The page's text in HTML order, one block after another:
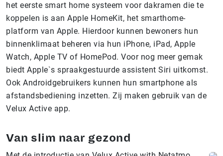
het eerste smart home systeem voor dakramen die te
koppelen is aan Apple HomeKit, het smarthome-
platform van Apple. Hierdoor kunnen bewoners hun
binnenklimaat beheren via hun iPhone, iPad, Apple
Watch, Apple TV of HomePod. Voor nog meer gemak
biedt Apple`s spraakgestuurde assistent Siri uitkomst.
Ook Androidgebruikers kunnen hun smartphone als
afstandsbediening inzetten. Zij maken gebruik van de
Velux Active app.
Van slim naar gezond